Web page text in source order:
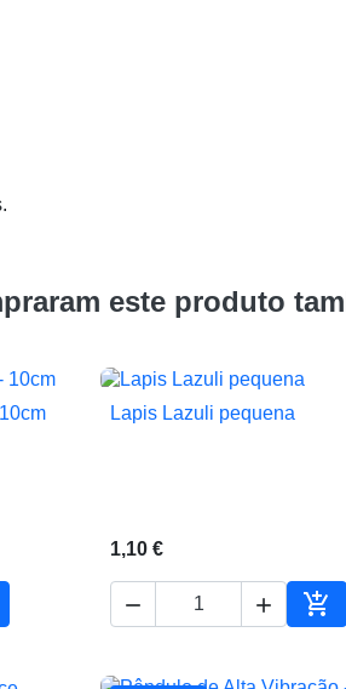
este produto
ao carrinho
 Vista rápida
Lapis Lazuli pequena
1,10 €
  